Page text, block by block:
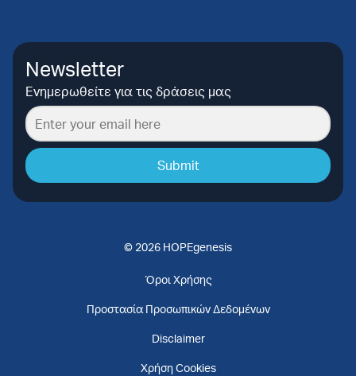
Newsletter
Ενημερωθείτε για τις δράσεις μας
Submit
© 2026 HOPEgenesis
Όροι Χρήσης
Προστασία Προσωπικών Δεδομένων
Disclaimer
Χρήση Cookies